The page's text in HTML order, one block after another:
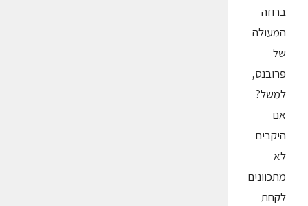
ברוזה
המעולה
של
פרובנס,
למשל?
אם
היקבים
לא
מתכוונים
לקחת